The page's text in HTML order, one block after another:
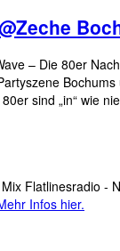
– Die 80er
sind „in“ wie
Flatlinesradio -
Infos hier.